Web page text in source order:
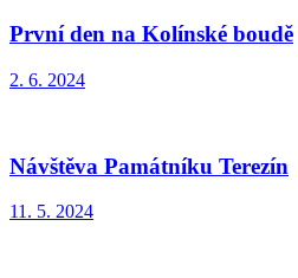
První den na Kolínské boudě
2. 6. 2024
Návštěva Památníku Terezín
11. 5. 2024